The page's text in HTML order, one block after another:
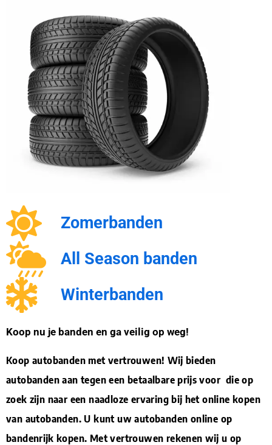
Zomerbanden
All Season banden
Winterbanden
Koop nu je banden en ga veilig op weg!
Koop autobanden met vertrouwen! Wij bieden
autobanden aan tegen een betaalbare prijs voor die op
zoek zijn naar een naadloze ervaring bij het online kopen
van autobanden. U kunt uw autobanden online op
bandenrijk kopen. Met vertrouwen rekenen wij u op